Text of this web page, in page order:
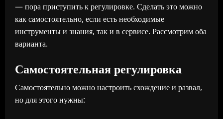
— пора приступить к регулировке. Сделать это можно
как самостоятельно, если есть необходимые
инструменты и знания, так и в сервисе. Рассмотрим оба
варианта.
Самостоятельная регулировка
Самостоятельно можно настроить схождение и развал,
но для этого нужны: